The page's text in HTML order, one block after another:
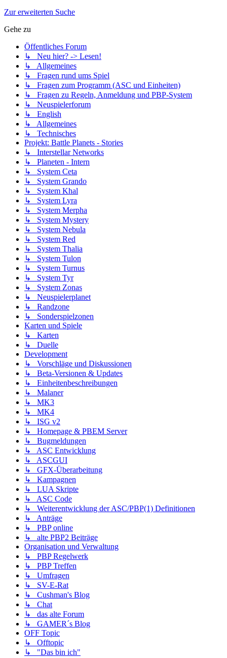
Zur erweiterten Suche
Gehe zu
Öffentliches Forum
↳ Neu hier? -> Lesen!
↳ Allgemeines
↳ Fragen rund ums Spiel
↳ Fragen zum Programm (ASC und Einheiten)
↳ Fragen zu Regeln, Anmeldung und PBP-System
↳ Neuspielerforum
↳ English
↳ Allgemeines
↳ Technisches
Projekt: Battle Planets - Stories
↳ Interstellar Networks
↳ Planeten - Intern
↳ System Ceta
↳ System Grando
↳ System Khal
↳ System Lyra
↳ System Merpha
↳ System Mystery
↳ System Nebula
↳ System Red
↳ System Thalia
↳ System Tulon
↳ System Turnus
↳ System Tyr
↳ System Zonas
↳ Neuspielerplanet
↳ Randzone
↳ Sonderspielzonen
Karten und Spiele
↳ Karten
↳ Duelle
Development
↳ Vorschläge und Diskussionen
↳ Beta-Versionen & Updates
↳ Einheitenbeschreibungen
↳ Malaner
↳ MK3
↳ MK4
↳ ISG v2
↳ Homepage & PBEM Server
↳ Bugmeldungen
↳ ASC Entwicklung
↳ ASCGUI
↳ GFX-Überarbeitung
↳ Kampagnen
↳ LUA Skripte
↳ ASC Code
↳ Weiterentwicklung der ASC/PBP(1) Definitionen
↳ Anträge
↳ PBP online
↳ alte PBP2 Beiträge
Organisation und Verwaltung
↳ PBP Regelwerk
↳ PBP Treffen
↳ Umfragen
↳ SV-E-Rat
↳ Cushman's Blog
↳ Chat
↳ das alte Forum
↳ GAMER´s Blog
OFF Topic
↳ Offtopic
↳ "Das bin ich"